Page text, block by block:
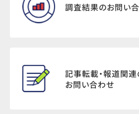
調査結果のお問い
記事転載・報道関連
お問い合わせ